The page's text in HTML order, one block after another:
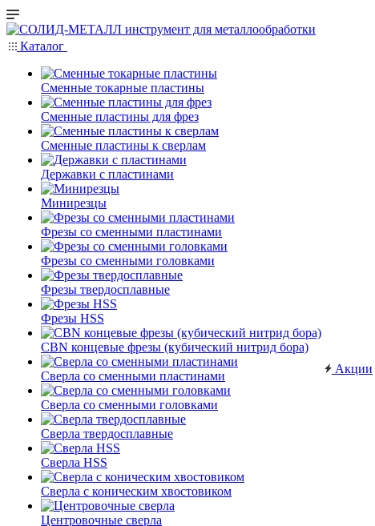
Каталог
Сменные токарные пластины
Сменные пластины для фрез
Сменные пластины к сверлам
Державки с пластинами
Минирезцы
Фрезы со сменными пластинами
Фрезы со сменными головками
Фрезы твердосплавные
Фрезы HSS
CBN концевые фрезы (кубический нитрид бора)
Сверла со сменными пластинами
Сверла со сменными головками
Сверла твердосплавные
Сверла HSS
Сверла с коническим хвостовиком
Центровочные сверла
Акции